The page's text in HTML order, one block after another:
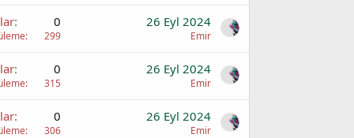
0
299
26 Eyl 2024
Emir
0
315
26 Eyl 2024
Emir
0
306
26 Eyl 2024
Emir